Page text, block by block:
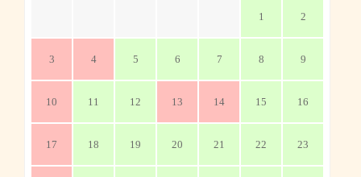
1 2
3 4 5 6 7 8 9
10 11 12 13 14 15 16
17 18 19 20 21 22 23